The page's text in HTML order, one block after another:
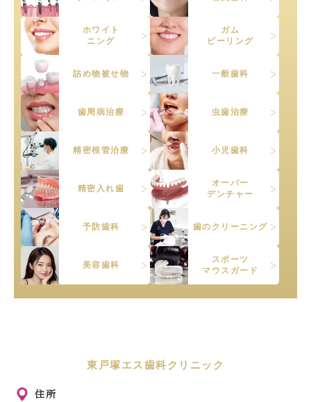
ホワイト
ニング
ガム
ピーリング
詰め物被せ物 一般歯科
歯周病治療 虫歯治療
精密根管治療 小児歯科
精密入れ歯
オーバー
デンチャー
予防歯科 歯のクリーニング
美容歯科
スポーツ
マウスガード
東戸塚エス歯科クリニック
住所